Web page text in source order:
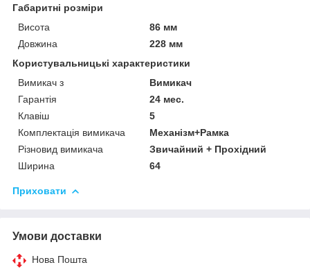
Габаритні розміри
Висота
86 мм
Довжина
228 мм
Користувальницькі характеристики
Вимикач з
Вимикач
Гарантія
24 мес.
Клавіш
5
Комплектація вимикача
Механізм+Рамка
Різновид вимикача
Звичайний + Прохідний
Ширина
64
Приховати
Умови доставки
Нова Пошта